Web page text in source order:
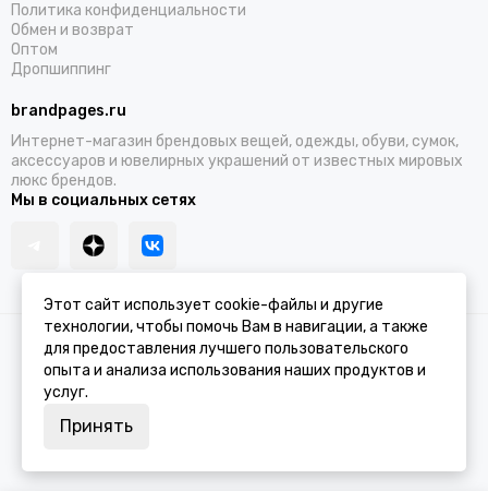
Политика конфиденциальности
Обмен и возврат
Оптом
Дропшиппинг
brandpages.ru
Интернет-магазин брендовых вещей, одежды, обуви, сумок,
аксессуаров и ювелирных украшений от известных мировых
люкс брендов.
Мы в социальных сетях
2026 © BRANDPAGES.Карта сайта
Этот сайт использует cookie-файлы и другие
технологии, чтобы помочь Вам в навигации, а также
для предоставления лучшего пользовательского
опыта и анализа использования наших продуктов и
услуг.
Принять